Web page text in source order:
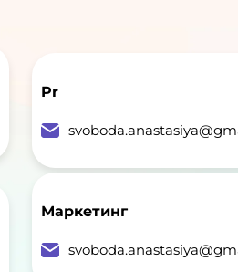
Pr
Маркетинг